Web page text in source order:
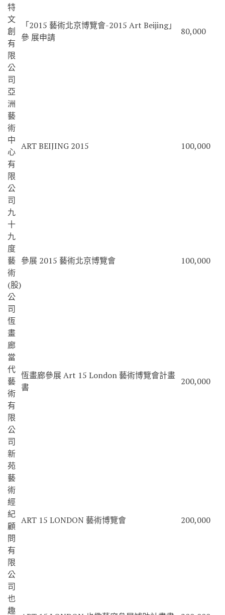
特
文
創
有
限
公
司
「2015 藝術北京博覽會-2015 Art Beijing」
參 展申請
80,000
亞
洲
藝
術
中
心
有
限
公
司
ART BEIJING 2015 100,000
九
十
九
度
藝
術
(股)
公
司
參展 2015 藝術北京博覽會 100,000
恆
畫
廊
當
代
藝
術
有
限
公
司
恆畫廊參展 Art 15 London 藝術博覽會計畫
書
200,000
新
苑
藝
術
經
紀
顧
問
有
限
公
司
ART 15 LONDON 藝術博覽會 200,000
也
趣